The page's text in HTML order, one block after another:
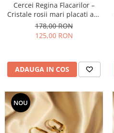
Cercei Regina Flacarilor –
Cristale rosii mari placati aur
18K Brazilia
178,00 RON
125,00 RON
ADAUGA IN COS
NOU